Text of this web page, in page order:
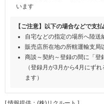
います
【ご注意】以下の場合などで支
自宅などの指定の場所へ陸送
販売店所在地の所轄運輸支局
商談～契約～登録の間に「登
（登録月が3月から4月にず
ます）